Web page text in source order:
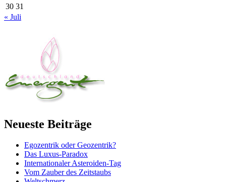
30 31
« Juli
Neueste Beiträge
Egozentrik oder Geozentrik?
Das Luxus-Paradox
Internationaler Asteroiden-Tag
Vom Zauber des Zeitstaubs